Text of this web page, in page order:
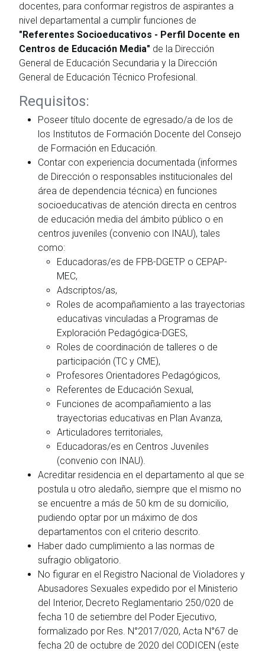
docentes, para conformar registros de aspirantes a
nivel departamental a cumplir funciones de
"Referentes Socioeducativos - Perfil Docente en
Centros de Educación Media" de la Dirección
General de Educación Secundaria y la Dirección
General de Educación Técnico Profesional.
Requisitos:
Poseer título docente de egresado/a de los de
los Institutos de Formación Docente del Consejo
de Formación en Educación.
Contar con experiencia documentada (informes
de Dirección o responsables institucionales del
área de dependencia técnica) en funciones
socioeducativas de atención directa en centros
de educación media del ámbito público o en
centros juveniles (convenio con INAU), tales
como:
Educadoras/es de FPB-DGETP o CEPAP-
MEC,
Adscriptos/as,
Roles de acompañamiento a las trayectorias
educativas vinculadas a Programas de
Exploración Pedagógica-DGES,
Roles de coordinación de talleres o de
participación (TC y CME),
Profesores Orientadores Pedagógicos,
Referentes de Educación Sexual,
Funciones de acompañamiento a las
trayectorias educativas en Plan Avanza,
Articuladores territoriales,
Educadoras/es en Centros Juveniles
(convenio con INAU).
Acreditar residencia en el departamento al que se
postula u otro aledaño, siempre que el mismo no
se encuentre a más de 50 km de su domicilio,
pudiendo optar por un máximo de dos
departamentos con el criterio descrito.
Haber dado cumplimiento a las normas de
sufragio obligatorio.
No figurar en el Registro Nacional de Violadores y
Abusadores Sexuales expedido por el Ministerio
del Interior, Decreto Reglamentario 250/020 de
fecha 10 de setiembre del Poder Ejecutivo,
formalizado por Res. N°2017/020, Acta N°67 de
fecha 20 de octubre de 2020 del CODICEN (este